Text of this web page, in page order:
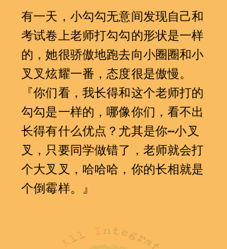
有一󠇢天，小勾勾无意间发现自己和
考试卷上老师打勾勾的形状是一󠇡样
的，她很骄傲地跑去向小圈圈和小
叉叉炫耀一󠇢番，态度很是傲慢。
『你们看，我长得󠇡和这个󠇡老师打的
勾勾是一󠇡样󠇡的，哪像你们，看不出
长得有什么优点？尤其是你--小叉
叉，只要同学做错了，老师就会打
个大叉叉，哈哈哈，你的长相就是
个󠇡倒霉样󠇡。』